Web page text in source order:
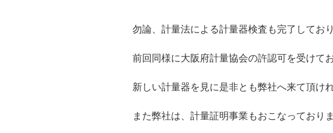
勿論、計量法による計量器検査も完了しており
前回同様に大阪府計量協会の許認可を受けてお
新しい計量器を見に是非とも弊社へ来て頂け
また弊社は、計量証明事業もおこなっておりま